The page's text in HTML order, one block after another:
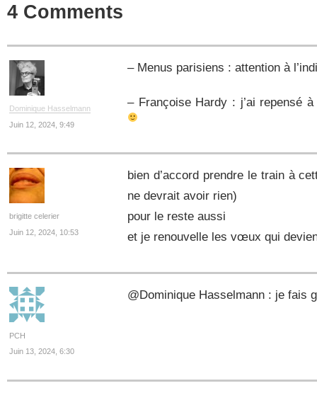
4 Comments
Dominique Hasselmann
Juin 12, 2024, 9:49
– Menus parisiens : attention à
– Françoise Hardy : j’ai repensé
brigitte celerier
Juin 12, 2024, 10:53
bien d’accord prendre le train à
ne devrait avoir rien)
pour le reste aussi
et je renouvelle les vœux qui
PCH
Juin 13, 2024, 6:30
@Dominique Hasselmann : je fais